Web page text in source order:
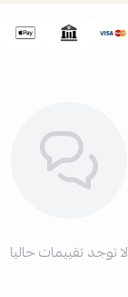
لا توجد تقييمات حاليا